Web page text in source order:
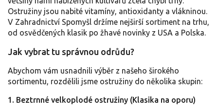
r
v
k
y
ý
i
s
Ostružiny jsou nabité vitamíny, antioxidanty a vlákninou.
V Zahradnictví Spomyšl držíme nejširší sortiment na trhu,
od osvědčených klasik po žhavé novinky z USA a Polska.
Jak vybrat tu správnou odrůdu?
Abychom vám usnadnili výběr z našeho širokého
sortimentu, rozdělili jsme ostružiny do několika skupin:
1. Beztrnné velkoplodé ostružiny (Klasika na oporu)